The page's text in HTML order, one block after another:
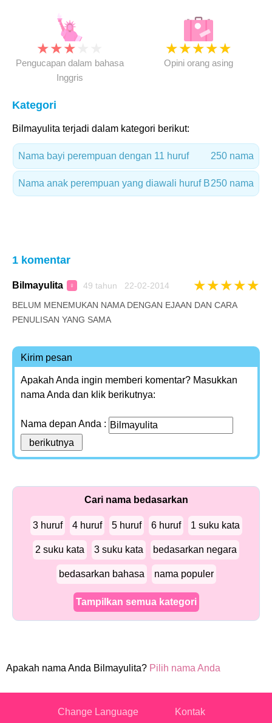
★★★
Pengucapan dalam bahasa
Inggris
★★★★★
Opini orang asing
Kategori
Bilmayulita terjadi dalam kategori berikut:
Nama bayi perempuan dengan 11 huruf 250 nama
Nama anak perempuan yang diawali huruf B250 nama
1 komentar
Bilmayulita ♀ 49 tahun 22-02-2014 ★★★★★
BELUM MENEMUKAN NAMA DENGAN EJAAN DAN CARA
PENULISAN YANG SAMA
Kirim pesan
Apakah Anda ingin memberi komentar? Masukkan
nama Anda dan klik berikutnya:
Nama depan Anda :
Cari nama bedasarkan
3 huruf 4 huruf 5 huruf 6 huruf 1 suku kata
2 suku kata 3 suku kata bedasarkan negara
bedasarkan bahasa nama populer
Tampilkan semua kategori
Apakah nama Anda Bilmayulita? Pilih nama Anda
Change Language Kontak